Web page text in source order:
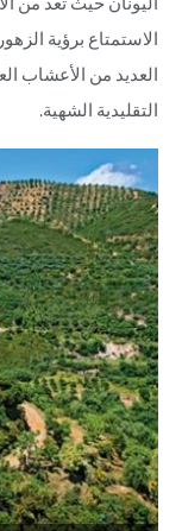
الاستمتاع برؤية
العديد من الأعشاب
التقليدية الشهية.